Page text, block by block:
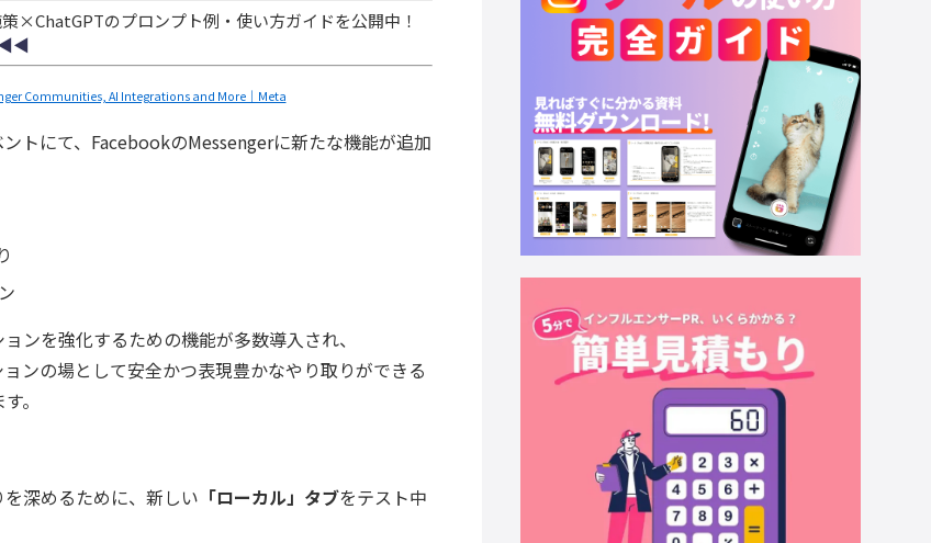
×ChatGPTのプロンプト例・使い方ガイドを公開中！
Communities, AI Integrations and More｜Meta
トにて、FacebookのMessengerに新たな機能が追加
ンを強化するための機能が多数導入され、
ンの場として安全かつ表現豊かなやり取りができる
。
深めるために、新しい 「ローカル」タブをテスト中